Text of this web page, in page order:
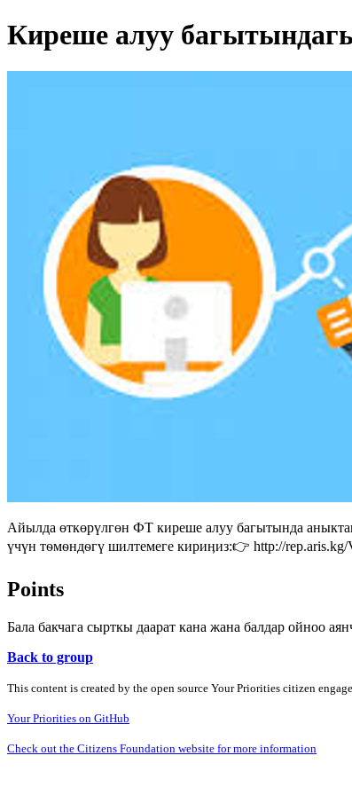
Киреше алуу
Айылда өткөрүлгөн ФТ киреше алуу багытында
үчүн тѳмѳндѳгү шилтемеге кириӊиз:👉 http://
Points
Бала бакчага сырткы даарат кана жана балдар ойноо
Back to group
This content is created by the open source Your Priorities citizen
Your Priorities on GitHub
Check out the Citizens Foundation website for more information